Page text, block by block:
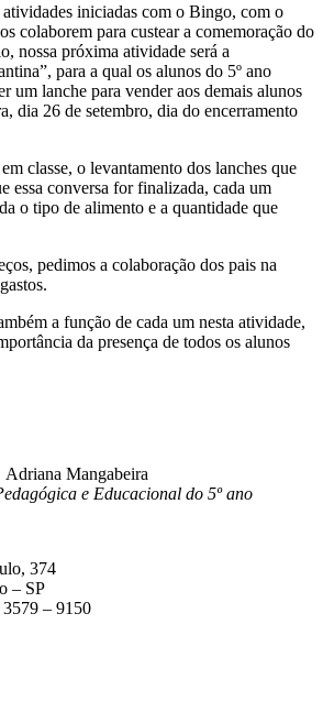
iniciadas com o Bingo, com o
colaborem para custear a comemoração do
nossa próxima atividade será a
para a qual os alunos do 5º ano
um lanche para vender aos demais alunos
dia 26 de setembro, dia do encerramento
classe, o levantamento dos lanches que
essa conversa for finalizada, cada um
o tipo de alimento e a quantidade que
pedimos a colaboração dos pais na
a função de cada um nesta atividade,
da presença de todos os alunos
Adriana Mangabeira
e Educacional do 5º ano
374
– SP
– 9150